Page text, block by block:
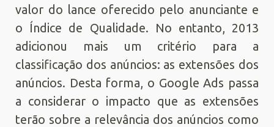
valor do lance oferecido pelo anunciante e
o Índice de Qualidade. No entanto, 2013
adicionou mais um critério para a
classificação dos anúncios: as extensões dos
anúncios. Desta forma, o Google Ads passa
a considerar o impacto que as extensões
terão sobre a relevância dos anúncios como